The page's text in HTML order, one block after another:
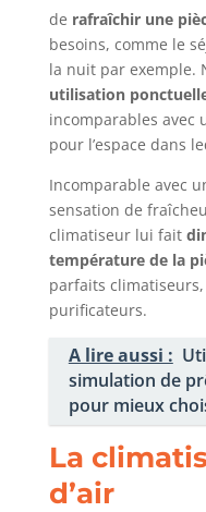
de rafraîchir une
besoins, comme le
la nuit par exemple.
utilisation
incomparables avec
pour l’espace dans
Incomparable avec
sensation de
climatiseur lui fait
température de la
parfaits
purificateurs.
A lire aussi :
simulation de
pour mieux
La
d’air